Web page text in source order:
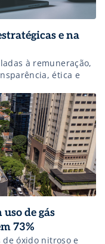
e na
à remuneração,
ética e
de gás
73%
óxido nitroso e